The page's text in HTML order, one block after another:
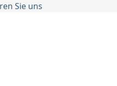
Sie uns